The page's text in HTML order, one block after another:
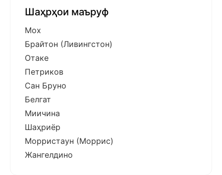
Шаҳрҳои маъруф
Мох
Брайтон (Ливингстон)
Отаке
Петриков
Сан Бруно
Белгат
Миичина
Шаҳриёр
Морристаун (Моррис)
Жангелдино